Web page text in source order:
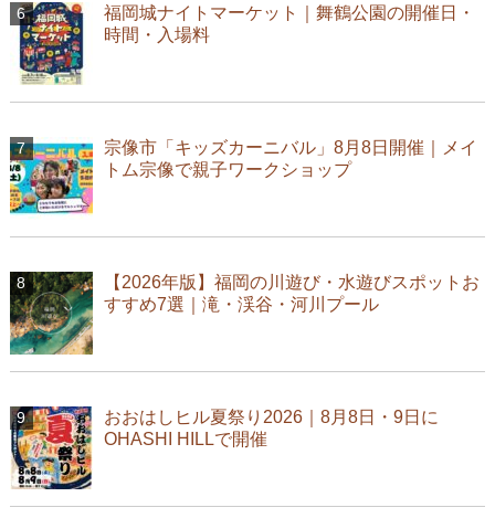
福岡城ナイトマーケット｜舞鶴公園の開催日・
時間・入場料
宗像市「キッズカーニバル」8月8日開催｜メイ
トム宗像で親子ワークショップ
【2026年版】福岡の川遊び・水遊びスポットお
すすめ7選｜滝・渓谷・河川プール
おおはしヒル夏祭り2026｜8月8日・9日に
OHASHI HILLで開催